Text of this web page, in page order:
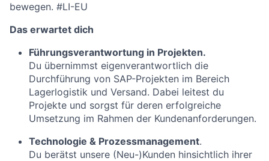
bewegen. #LI-EU
Das erwartet dich
Führungsverantwortung in Projekten.
Du übernimmst eigenverantwortlich die
Durchführung von SAP-Projekten im Bereich
Lagerlogistik und Versand. Dabei leitest du
Projekte und sorgst für deren erfolgreiche
Umsetzung im Rahmen der Kundenanforderungen.
Technologie & Prozessmanagement.
Du berätst unsere (Neu-)Kunden hinsichtlich ihrer